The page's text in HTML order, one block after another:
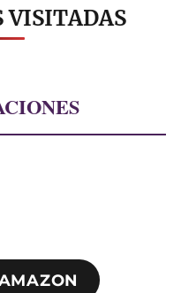
VISITADAS